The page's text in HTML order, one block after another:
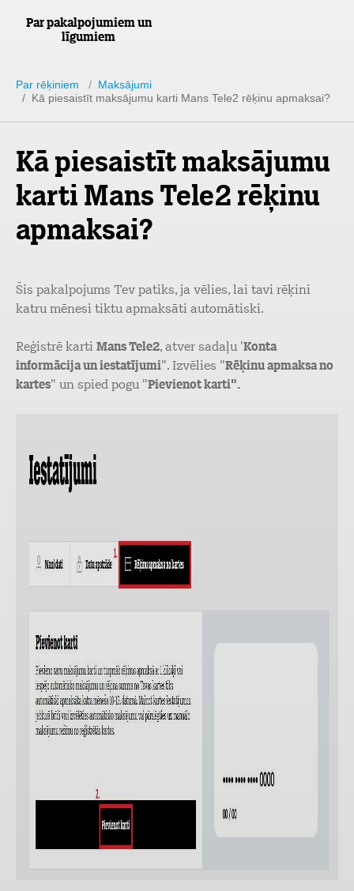
Par pakalpojumiem un
līgumiem
Par rēķiniem / Maksājumi
/ Kā piesaistīt maksājumu karti Mans Tele2 rēķinu apmaksai?
Kā piesaistīt maksājumu
karti Mans Tele2 rēķinu
apmaksai?
Šis pakalpojums Tev patiks, ja vēlies, lai tavi rēķini
katru mēnesi tiktu apmaksāti automātiski.
Reģistrē karti Mans Tele2, atver sadaļu 'Konta
informācija un iestatījumi". Izvēlies "Rēķinu apmaksa no
kartes" un spied pogu "Pievienot karti".